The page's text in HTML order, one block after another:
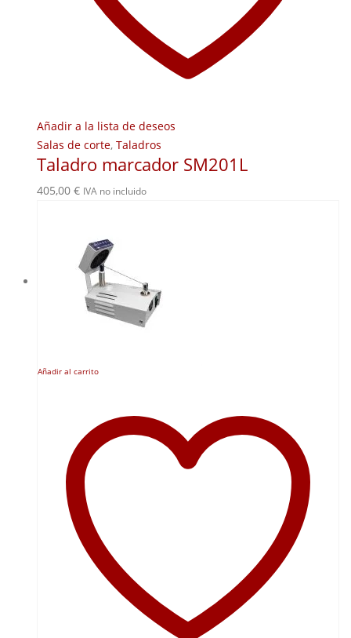
Añadir a la lista de deseos
Salas de corte, Taladros
Taladro marcador SM201L
405,00 € IVA no incluido
Añadir al carrito